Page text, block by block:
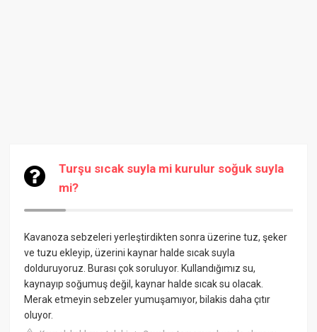
Turşu sıcak suyla mi kurulur soğuk suyla
mi?
Kavanoza sebzeleri yerleştirdikten sonra üzerine tuz, şeker
ve tuzu ekleyip, üzerini kaynar halde sıcak suyla
dolduruyoruz. Burası çok soruluyor. Kullandığımız su,
kaynayıp soğumuş değil, kaynar halde sıcak su olacak.
Merak etmeyin sebzeler yumuşamıyor, bilakis daha çıtır
oluyor.